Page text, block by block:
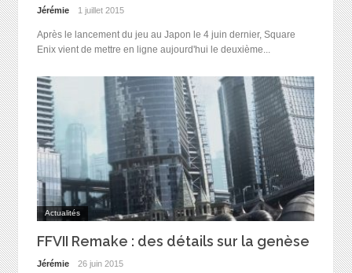
Jérémie 1 juillet 2015
Après le lancement du jeu au Japon le 4 juin dernier, Square
Enix vient de mettre en ligne aujourd'hui le deuxième...
Actualités
FFVII Remake : des détails sur la genèse
Jérémie 26 juin 2015